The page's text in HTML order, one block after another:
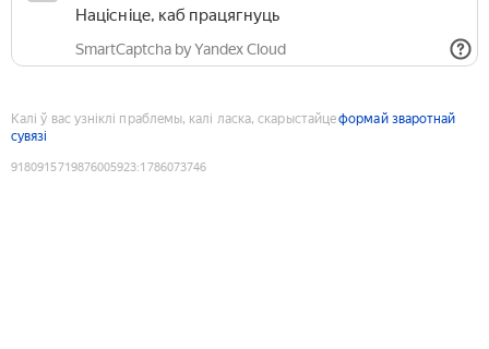
Націсніце, каб працягнуць
SmartCaptcha by Yandex Cloud
Калі ў вас узніклі праблемы, калі ласка, скарыстайцеформай зваротнай
сувязі
9180915719876005923:1786073746